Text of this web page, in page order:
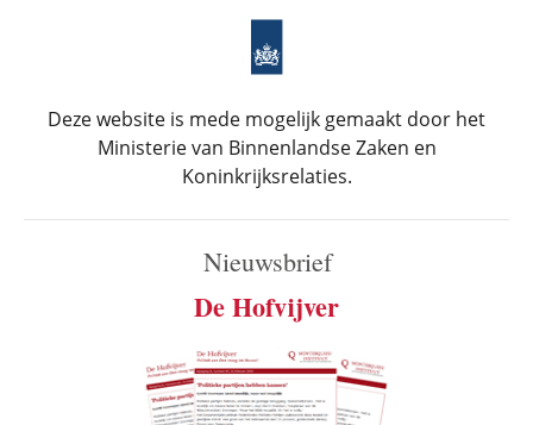
Deze website is mede mogelijk gemaakt door het
Ministerie van Binnenlandse Zaken en
Koninkrijksrelaties.
Nieuwsbrief
De Hofvijver